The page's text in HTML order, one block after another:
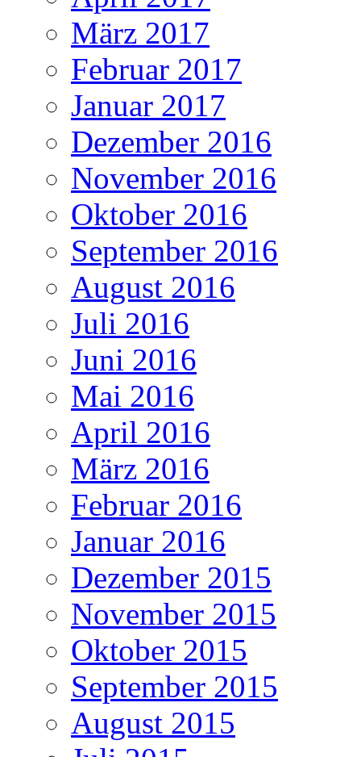
März 2017
Februar 2017
Januar 2017
Dezember 2016
November 2016
Oktober 2016
September 2016
August 2016
Juli 2016
Juni 2016
Mai 2016
April 2016
März 2016
Februar 2016
Januar 2016
Dezember 2015
November 2015
Oktober 2015
September 2015
August 2015